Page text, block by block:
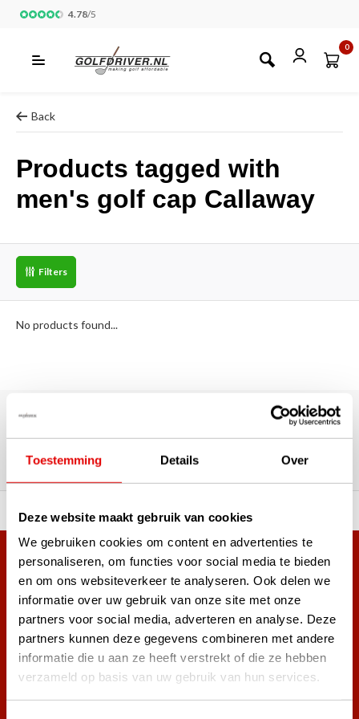
Toestemming Details Over
Deze website maakt gebruik van cookies
We gebruiken cookies om content en advertenties te
personaliseren, om functies voor social media te bieden
en om ons websiteverkeer te analyseren. Ook delen we
informatie over uw gebruik van onze site met onze
partners voor social media, adverteren en analyse. Deze
partners kunnen deze gegevens combineren met andere
informatie die u aan ze heeft verstrekt of die ze hebben
verzameld op basis van uw gebruik van hun services.
4.78/5
0
Back
Products tagged with
men's golf cap Callaway
Filters
No products found...
TrustPilot, Google
Reviews: What our customers
say
of premium brands!
+38,000 customers have already subscribed.
Sign up for the newsletter and never miss out on the best
golf deals!